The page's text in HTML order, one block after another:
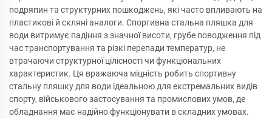
подряпин та структурних пошкоджень, які часто впливають на
пластикові й скляні аналоги. Спортивна стальна пляшка для
води витримує падіння з значної висоти, грубе поводження під
час транспортування та різкі перепади температур, не
втрачаючи структурної цілісності чи функціональних
характеристик. Ця вражаюча міцність робить спортивну
стальну пляшку для води ідеальною для екстремальних видів
спорту, військового застосування та промислових умов, де
обладнання має надійно функціонувати в складних умовах.